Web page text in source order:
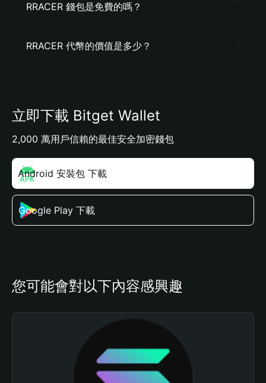
RRACER 錢包是免費的嗎？
RRACER 代幣的價值是多少？
立即下載 Bitget Wallet
2,000 萬用戶信賴的最佳安全加密錢包
Android 安裝包 下載
Google Play 下載
您可能會對以下內容感興趣